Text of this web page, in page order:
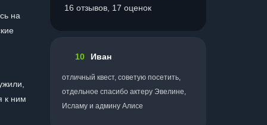
на
к ним
16 отзывов, 17 оценок
10 Иван
отличный квест, советую посетить,
отдельное спасибо актеру Эвелине,
Исламу и админу Алисе